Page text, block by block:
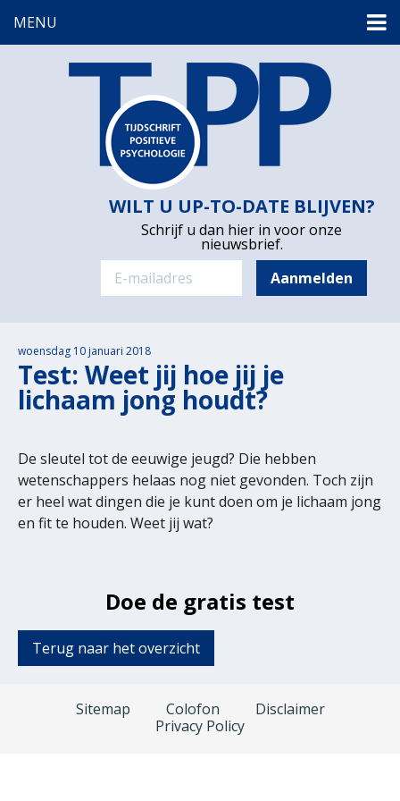
MENU
WILT U UP-TO-DATE BLIJVEN?
Schrijf u dan hier in voor onze
nieuwsbrief.
woensdag 10 januari 2018
Test: Weet jij hoe jij je
lichaam jong houdt?
De sleutel tot de eeuwige jeugd? Die hebben
wetenschappers helaas nog niet gevonden. Toch zijn
er heel wat dingen die je kunt doen om je lichaam jong
en fit te houden. Weet jij wat?
Doe de gratis test
Terug naar het overzicht
Sitemap Colofon
Disclaimer
Privacy Policy